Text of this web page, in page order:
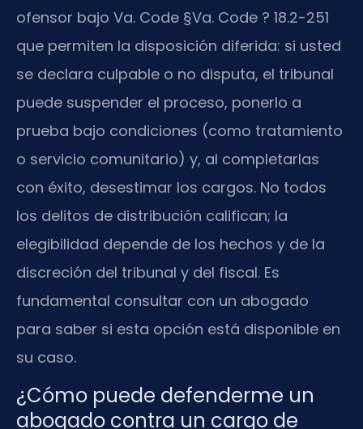
ofensor bajo Va. Code §Va. Code ? 18.2-251
que permiten la disposición diferida: si usted
se declara culpable o no disputa, el tribunal
puede suspender el proceso, ponerlo a
prueba bajo condiciones (como tratamiento
o servicio comunitario) y, al completarlas
con éxito, desestimar los cargos. No todos
los delitos de distribución califican; la
elegibilidad depende de los hechos y de la
discreción del tribunal y del fiscal. Es
fundamental consultar con un abogado
para saber si esta opción está disponible en
su caso.
¿Cómo puede defenderme un
abogado contra un cargo de